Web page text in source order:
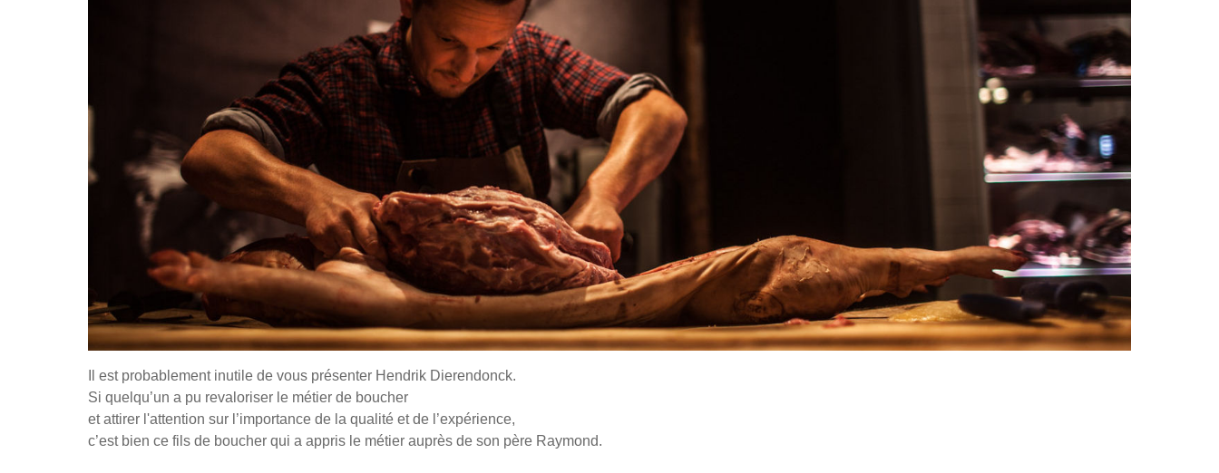
Il est probablement inutile de vous présenter Hendrik Dierendonck.
Si quelqu’un a pu revaloriser le métier de boucher
et attirer l'attention sur l’importance de la qualité et de l’expérience,
c’est bien ce fils de boucher qui a appris le métier auprès de son père Raymond.